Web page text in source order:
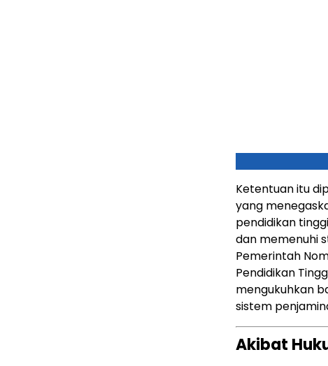
Ketentuan itu
yang
pendidikan
dan memenuhi
Pemerintah
Pendidikan
mengukuhkan
sistem
Akibat